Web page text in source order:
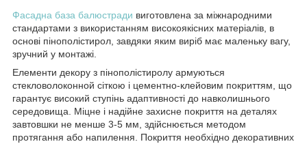
Фасадна база балюстради виготовлена за міжнародними
стандартами з використанням високоякісних матеріалів, в
основі пінополістирол, завдяки яким виріб має маленьку вагу,
зручний у монтажі.
Елементи декору з пінополістиролу армуються
стекловолоконной сіткою і цементно-клейовим покриттям, що
гарантує високий ступінь адаптивності до навколишнього
середовища. Міцне і надійне захисне покриття на деталях
завтовшки не менше 3-5 мм, здійснюється методом
протягання або напилення. Покриття необхідно декоративних